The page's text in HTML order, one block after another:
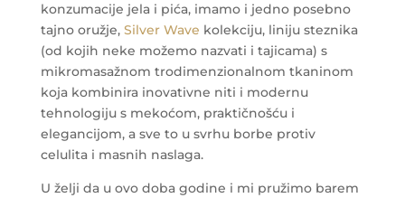
konzumacije jela i pića, imamo i jedno posebno
tajno oružje, Silver Wave kolekciju, liniju steznika
(od kojih neke možemo nazvati i tajicama) s
mikromasažnom trodimenzionalnom tkaninom
koja kombinira inovativne niti i modernu
tehnologiju s mekoćom, praktičnošću i
elegancijom, a sve to u svrhu borbe protiv
celulita i masnih naslaga.
U želji da u ovo doba godine i mi pružimo barem